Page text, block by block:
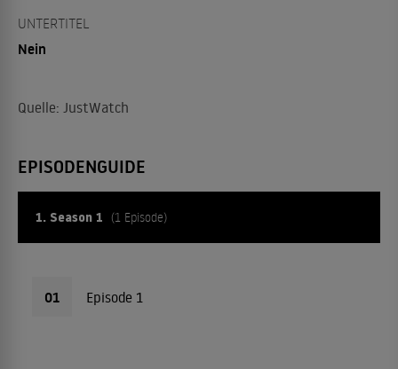
UNTERTITEL
Nein
Quelle: JustWatch
EPISODENGUIDE
1. Season 1 (1 Episode)
01 Episode 1